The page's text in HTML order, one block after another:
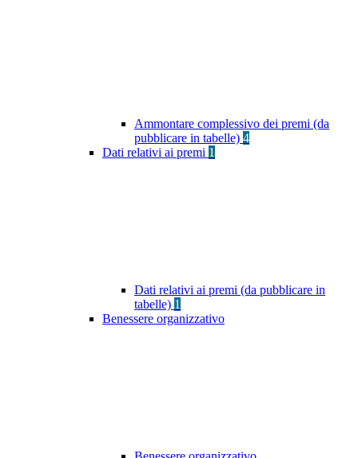
Ammontare complessivo dei premi (da
pubblicare in tabelle) 4
Dati relativi ai premi 1
Dati relativi ai premi (da pubblicare in
tabelle) 1
Benessere organizzativo